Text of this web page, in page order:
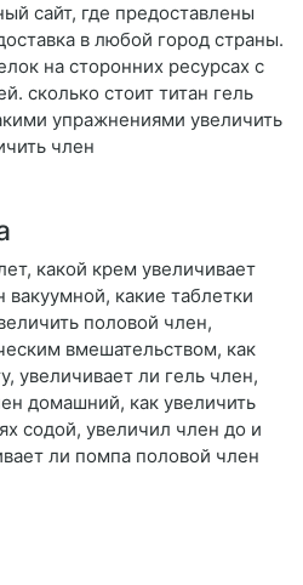
сайт, где предоставлены
в любой город страны.
на сторонних ресурсах с
сколько стоит титан гель
упражнениями увеличить
член
какой крем увеличивает
вакуумной, какие таблетки
половой член,
вмешательством, как
увеличивает ли гель член,
домашний, как увеличить
содой, увеличил член до и
ли помпа половой член